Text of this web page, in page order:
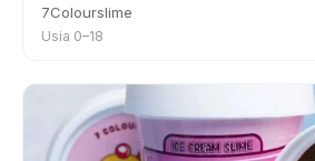
7Colourslime
Usia 0–18